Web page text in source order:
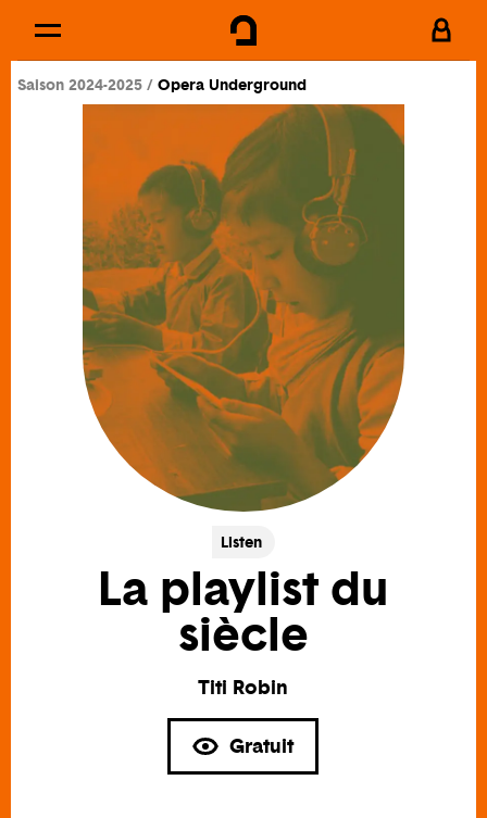
Skip to
Saison 2024-2025 Opera Underground
Listen
La playlist du
siècle
Titi Robin
Gratuit